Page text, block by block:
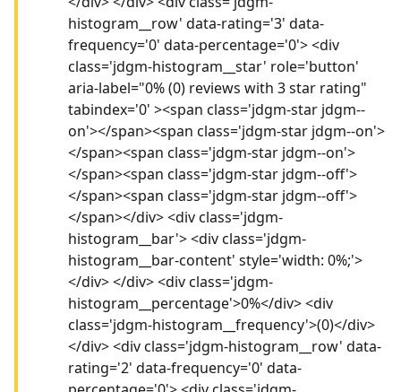
histogram__row' data-rating='3' data-
frequency='0' data-percentage='0'> <div
class='jdgm-histogram__star' role='button'
aria-label="0% (0) reviews with 3 star rating"
tabindex='0' ><span class='jdgm-star jdgm--
on'></span><span class='jdgm-star jdgm--on'>
</span><span class='jdgm-star jdgm--on'>
</span><span class='jdgm-star jdgm--off'>
</span><span class='jdgm-star jdgm--off'>
</span></div> <div class='jdgm-
histogram__bar'> <div class='jdgm-
histogram__bar-content' style='width: 0%;'>
</div> </div> <div class='jdgm-
histogram__percentage'>0%</div> <div
class='jdgm-histogram__frequency'>(0)</div>
</div> <div class='jdgm-histogram__row' data-
rating='2' data-frequency='0' data-